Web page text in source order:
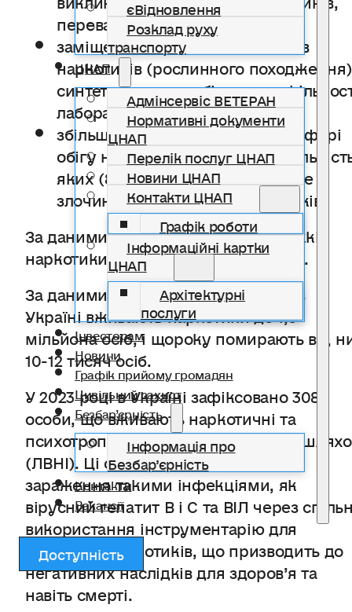
єВідновлення
Розклад руху
транспорту
ЦНАП
Адмінсервіс ВЕТЕРАН
Нормативні документи
ЦНАП
Перелік послуг ЦНАП
Новини ЦНАП
Контакти ЦНАП
Графік роботи
Інформаційні картки
ЦНАП
Архітектурні
послуги
Інвесторам
Новини
Графік прийому громадян
Цивільний захист
Безбар’єрність
Інформація про
Безбар’єрність
Контакти
Вакансії
Доступність
переважно серед молоді;
заміщення «традиційних» видів
наркотиків (рослинного походження)
синтетичними та збільшення
лабораторій, що їх виробляють;
збільшення правопорушень у сфері
обігу наркотиків, переважна
яких (87,4 % осіб засуджено)- це
злочини за зберігання наркотиків.
За даними МОЗ України, тільки важкі
наркотики вживають 550 тисяч осіб.
За даними незалежних експертів, в
Україні вживають наркотики до 1,5
мільйона осіб, і щороку помирають від
10-12 тисяч осіб.
У 2023 році в Україні зафіксовано 3082
особи, що вживають наркотичні та
психотропні речовини ін’єкційним
(ЛВНІ). Ці особи піддаються ризику
зараження такими інфекціями, як
вірусний гепатит B і C та ВІЛ через
використання інструментарію для
вживання наркотиків, що призводить до
негативних наслідків для здоров’я та
навіть смерті.